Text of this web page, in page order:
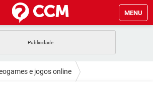
MENU
FACEBOOK
WHATSAPP
e jogos online